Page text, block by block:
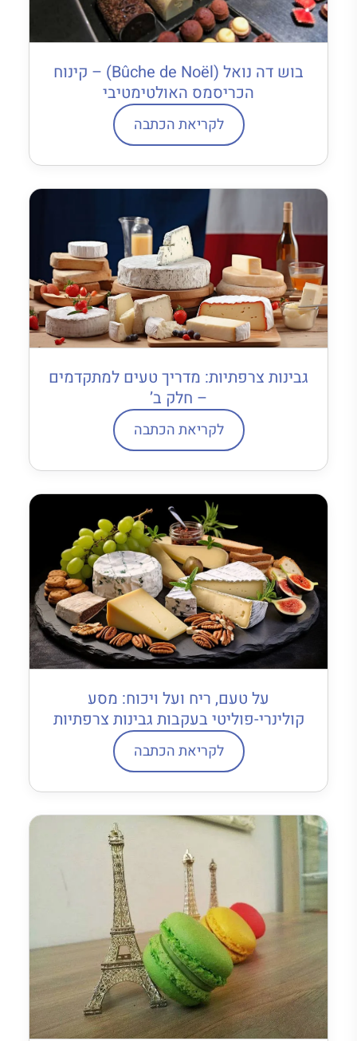
בוש דה נואל (Bûche de Noël) – קינוח
הכריסמס האולטימטיבי
לקריאת הכתבה
גבינות צרפתיות: מדריך טעים למתקדמים
– חלק ב’
לקריאת הכתבה
על טעם, ריח ועל ויכוח: מסע
קולינרי-פוליטי בעקבות גבינות צרפתיות
לקריאת הכתבה